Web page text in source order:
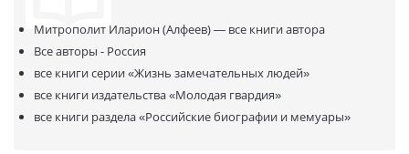
основании всех имеющихся в нашем распоряжении источников;
проведен сравнительный анализ всех четырех Евангелий,
выявлены причины содержащихся в них различий, степень их
достоверности. При этом книга написана живым, доступным
языком и обращена к самому широкому кругу читателей.
Митрополит Иларион (Алфеев) — все книги автора
Все авторы - Россия
все книги серии«Жизнь замечательных людей»
все книги издательства«Молодая гвардия»
все книги раздела«Российские биографии и мемуары»